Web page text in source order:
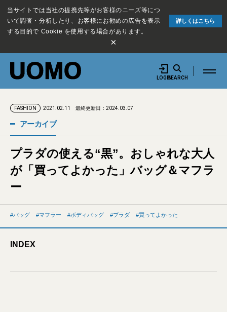
当サイトでは当社の提携先等がお客様のニーズ等につ
いて調査・分析したり、お客様にお勧めの広告を表示
する目的で Cookie を使用する場合があります。
詳しくはこちら
×
LOGINSEARCH
FASHION 2021.02.11 最終更新日：2024.03.07
アーカイブ
プラダの使える“黒”。おしゃれな大人
が「買ってよかった」バッグ＆マフラ
ー
バッグ マフラー ボディバッグ プラダ 買ってよかった
INDEX